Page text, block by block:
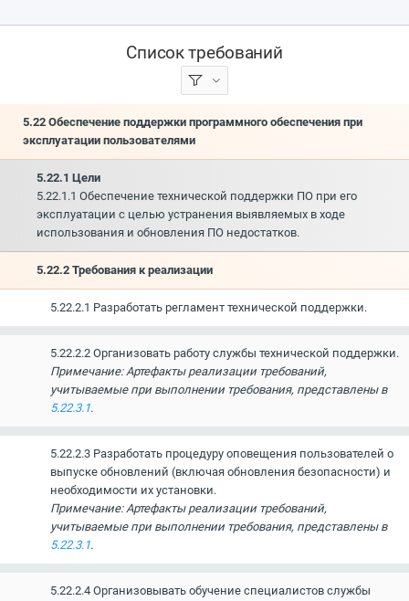
Список требований
5.22 Обеспечение поддержки программного обеспечения при
эксплуатации пользователями
5.22.1 Цели
5.22.1.1 Обеспечение технической поддержки ПО при его
эксплуатации с целью устранения выявляемых в ходе
использования и обновления ПО недостатков.
5.22.2 Требования к реализации
5.22.2.1 Разработать регламент технической поддержки.
5.22.2.2 Организовать работу службы технической поддержки.
Примечание: Артефакты реализации требований,
учитываемые при выполнении требования, представлены в
5.22.3.1.
5.22.2.3 Разработать процедуру оповещения пользователей о
выпуске обновлений (включая обновления безопасности) и
необходимости их установки.
Примечание: Артефакты реализации требований,
учитываемые при выполнении требования, представлены в
5.22.3.1.
5.22.2.4 Организовывать обучение специалистов службы